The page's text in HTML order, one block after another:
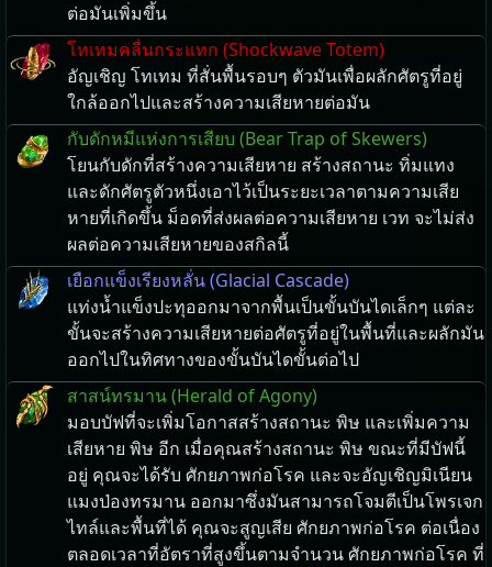
ต่อมันเพิ่มขึ้น
โทเทมคลื่นกระแทก (Shockwave Totem)
อัญเชิญ โทเทม ที่สั่นพื้นรอบๆ ตัวมันเพื่อผลักศัตรูที่อยู่
ใกล้ออกไปและสร้างความเสียหายต่อมัน
กับดักหมีแห่งการเสียบ (Bear Trap of Skewers)
โยนกับดักที่สร้างความเสียหาย สร้างสถานะ ทิ่มแทง
และดักศัตรูตัวหนึ่งเอาไว้เป็นระยะเวลาตามความเสีย
หายที่เกิดขึ้น ม็อดที่ส่งผลต่อความเสียหาย เวท จะไม่ส่ง
ผลต่อความเสียหายของสกิลนี้
เยือกแข็งเรียงหลั่น (Glacial Cascade)
แท่งน้ำแข็งปะทุออกมาจากพื้นเป็นขั้นบันไดเล็กๆ แต่ละ
ขั้นจะสร้างความเสียหายต่อศัตรูที่อยู่ในพื้นที่และผลักมัน
ออกไปในทิศทางของขั้นบันไดขั้นต่อไป
สาสน์ทรมาน (Herald of Agony)
มอบบัฟที่จะเพิ่มโอกาสสร้างสถานะ พิษ และเพิ่มความ
เสียหาย พิษ อีก เมื่อคุณสร้างสถานะ พิษ ขณะที่มีบัฟนี้
อยู่ คุณจะได้รับ ศักยภาพก่อโรค และจะอัญเชิญมิเนียน
แมงป่องทรมาน ออกมาซึ่งมันสามารถโจมตีเป็นโพรเจก
ไทล์และพื้นที่ได้ คุณจะสูญเสีย ศักยภาพก่อโรค ต่อเนื่อง
ตลอดเวลาที่อัตราที่สูงขึ้นตามจำนวน ศักยภาพก่อโรค ที่